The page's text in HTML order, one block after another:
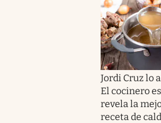
Jordi Cruz lo
El cocinero
revela la
receta de